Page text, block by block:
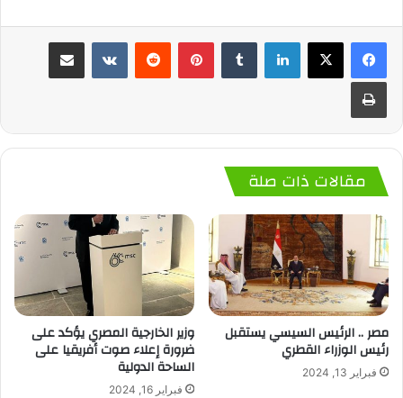
لينكدإن بينتيريست
مقالات ذات صلة
مصر .. الرئيس السيسي يستقبل
رئيس الوزراء القطري
فبراير 13, 2024
وزير الخارجية المصري يؤكد على
ضرورة إعلاء صوت أفريقيا على
الساحة الدولية
فبراير 16, 2024